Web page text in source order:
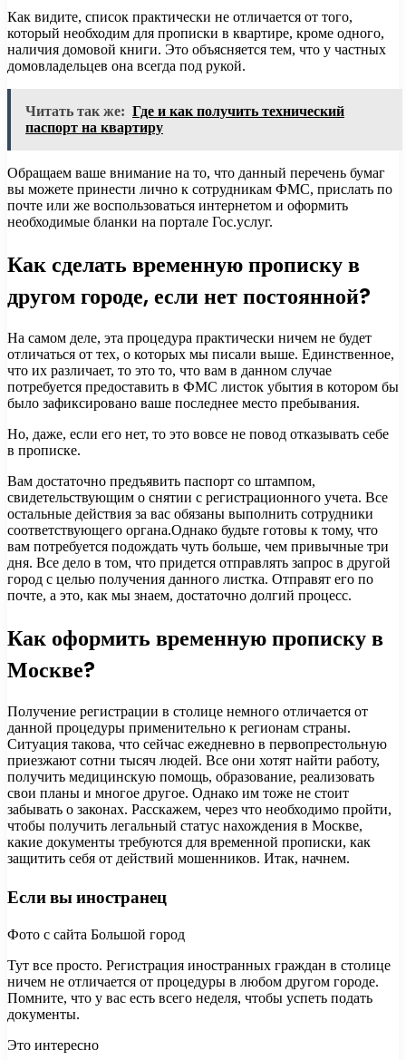
Как видите, список практически не отличается от того,
который необходим для прописки в квартире, кроме одного,
наличия домовой книги. Это объясняется тем, что у частных
домовладельцев она всегда под рукой.
Читать так же: Где и как получить технический
паспорт на квартиру
Обращаем ваше внимание на то, что данный перечень бумаг
вы можете принести лично к сотрудникам ФМС, прислать по
почте или же воспользоваться интернетом и оформить
необходимые бланки на портале Гос.услуг.
Как сделать временную прописку в
другом городе, если нет постоянной?
На самом деле, эта процедура практически ничем не будет
отличаться от тех, о которых мы писали выше. Единственное,
что их различает, то это то, что вам в данном случае
потребуется предоставить в ФМС листок убытия в котором бы
было зафиксировано ваше последнее место пребывания.
Но, даже, если его нет, то это вовсе не повод отказывать себе
в прописке.
Вам достаточно предъявить паспорт со штампом,
свидетельствующим о снятии с регистрационного учета. Все
остальные действия за вас обязаны выполнить сотрудники
соответствующего органа.Однако будьте готовы к тому, что
вам потребуется подождать чуть больше, чем привычные три
дня. Все дело в том, что придется отправлять запрос в другой
город с целью получения данного листка. Отправят его по
почте, а это, как мы знаем, достаточно долгий процесс.
Как оформить временную прописку в
Москве?
Получение регистрации в столице немного отличается от
данной процедуры применительно к регионам страны.
Ситуация такова, что сейчас ежедневно в первопрестольную
приезжают сотни тысяч людей. Все они хотят найти работу,
получить медицинскую помощь, образование, реализовать
свои планы и многое другое. Однако им тоже не стоит
забывать о законах. Расскажем, через что необходимо пройти,
чтобы получить легальный статус нахождения в Москве,
какие документы требуются для временной прописки, как
защитить себя от действий мошенников. Итак, начнем.
Если вы иностранец
Фото с сайта Большой город
Тут все просто. Регистрация иностранных граждан в столице
ничем не отличается от процедуры в любом другом городе.
Помните, что у вас есть всего неделя, чтобы успеть подать
документы.
Это интересно